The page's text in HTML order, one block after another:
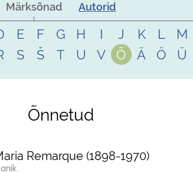
Märksõnad Autorid
E F G H I J K L
M
S Š T U V Õ Ä Ö Ü
Õnnetud
Remarque (1898-1970)